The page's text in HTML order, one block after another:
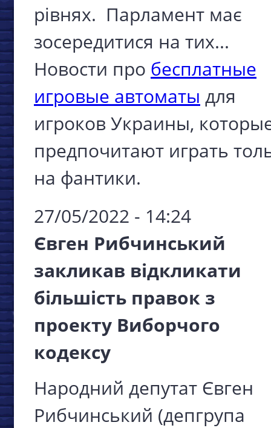
рівнях. Парламент має
зосередитися на тих...
Новости про бесплатные
игровые автоматы для
игроков Украины,
предпочитают играть
на фантики.
27/05/2022 - 14:24
Євген Рибчинський
закликав відкликати
більшість правок з
проекту Виборчого
кодексу
Народний депутат Євген
Рибчинський (депгрупа